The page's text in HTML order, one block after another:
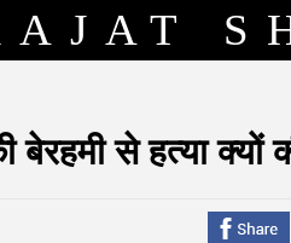
बेरहमी से हत्या क्यों